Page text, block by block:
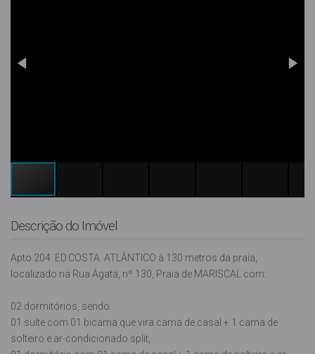
Descrição do Imóvel
Apto 204 ED.COSTA ATLÂNTICO à 130 metros da praia,
localizado na Rua Ágata, nº 130, Praia de MARISCAL com:
02 dormitórios, sendo:
01 suíte com 01 bicama que vira cama de casal + 1 cama de
solteiro e ar-condicionado split,